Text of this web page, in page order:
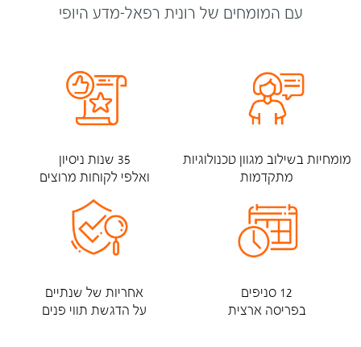
עם המומחים של רונית רפאל-מדע היופי
מומחיות בשילוב מגוון טכנולוגיות
מתקדמות
35 שנות ניסיון
ואלפי לקוחות מרוצים
12 סניפים
בפריסה ארצית
אחריות של שנתיים
על הדגשת תווי פנים